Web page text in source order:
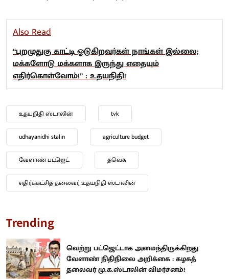
Also Read
“புறமுதுகு காட்டி ஓடுகிறவர்கள் நாங்கள் இல்லை;
மக்களோடு மக்களாக இருந்து எதையும்
எதிர்கொள்வோம்!” : உதயநிதி!
உதயநிதி ஸ்டாலின் tvk
udhayanidhi stalin agriculture budget
வேளாண் பட்ஜெட் தவெக
எதிர்க்கட்சித் தலைவர் உதயநிதி ஸ்டாலின்
Trending
வெற்று பட்ஜெட்டாக அமைந்திருக்கிறது
வேளாண் நிதிநிலை அறிக்கை : கழகத்
தலைவர் மு.க.ஸ்டாலின் விமர்சனம்!